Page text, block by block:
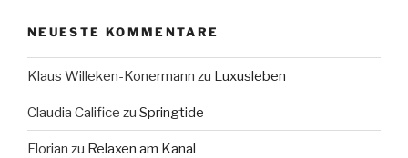
NEUESTE KOMMENTARE
Klaus Willeken-Konermann zu Luxusleben
Claudia Califice zu Springtide
Florian zu Relaxen am Kanal